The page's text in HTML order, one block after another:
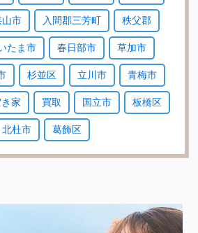
山市 入間郡三芳町 秩父郡
たま市 春日部市 草加市
杉並区 立川市 青梅市
家 買取 国立市 板橋区
北杜市 葛飾区